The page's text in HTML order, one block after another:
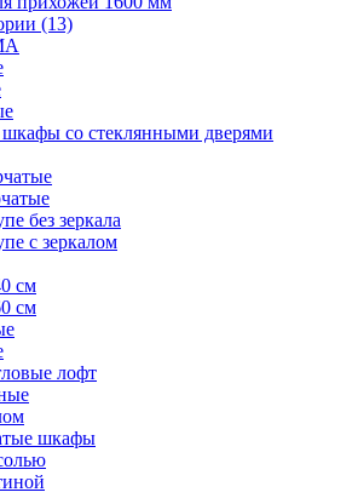
(13)
со стеклянными дверями
без зеркала
с зеркалом
см
см
лофт
шкафы